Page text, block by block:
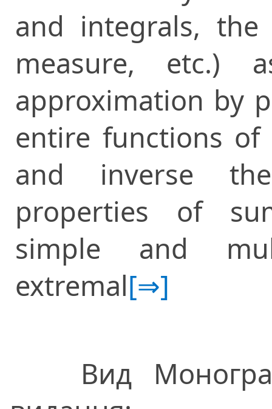
and integrals,
measure,
approximation by
entire functions of
and inverse
properties of
simple and
extremal[⇒]
Вид